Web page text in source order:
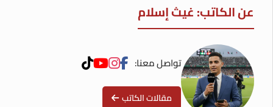
عن الكاتب: غيث إسلام
تواصل معنا:
مقالات الكاتب